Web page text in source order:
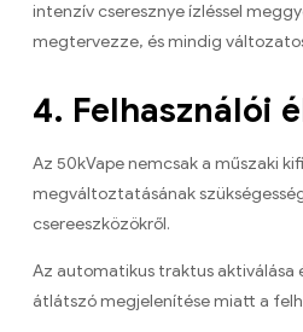
intenzív cseresznye ízléssel
megtervezze, és mindig
4. Felhasználói
Az 50kVape nemcsak a műszaki
megváltoztatásának
csereeszközökről.
Az automatikus traktus aktiválása
átlátszó megjelenítése miatt a